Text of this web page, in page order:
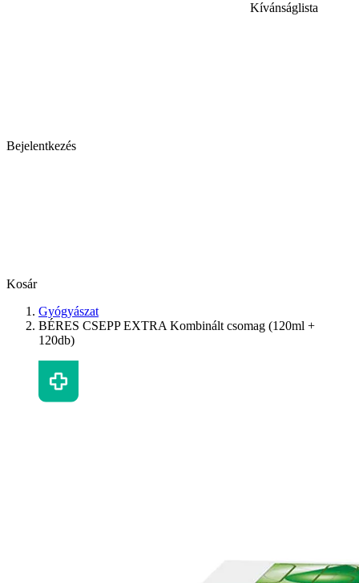
Kívánságlista
Bejelentkezés
Kosár
Gyógyászat
BÉRES CSEPP EXTRA Kombinált csomag (120ml +
120db)